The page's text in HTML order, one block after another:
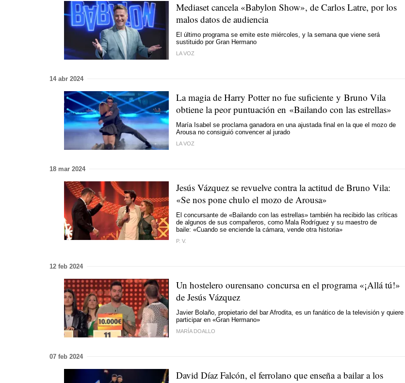
Mediaset cancela «Babylon Show», de Carlos Latre, por los
malos datos de audiencia
El último programa se emite este miércoles, y la semana que viene será
sustituido por Gran Hermano
LA VOZ
14 abr 2024
La magia de Harry Potter no fue suficiente y Bruno Vila
obtiene la peor puntuación en «Bailando con las estrellas»
María Isabel se proclama ganadora en una ajustada final en la que el mozo de
Arousa no consiguió convencer al jurado
LA VOZ
18 mar 2024
Jesús Vázquez se revuelve contra la actitud de Bruno Vila:
«Se nos pone chulo el mozo de Arousa»
El concursante de «Bailando con las estrellas» también ha recibido las críticas
de algunos de sus compañeros, como Mala Rodríguez y su maestro de
baile: «Cuando se enciende la cámara, vende otra historia»
P. V.
12 feb 2024
Un hostelero ourensano concursa en el programa «¡Allá tú!»
de Jesús Vázquez
Javier Bolaño, propietario del bar Afrodita, es un fanático de la televisión y quiere
participar en «Gran Hermano»
MARÍA DOALLO
07 feb 2024
David Díaz Falcón, el ferrolano que enseña a bailar a los